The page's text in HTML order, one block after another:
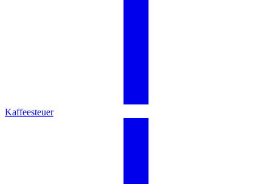
Kaffeesteuer